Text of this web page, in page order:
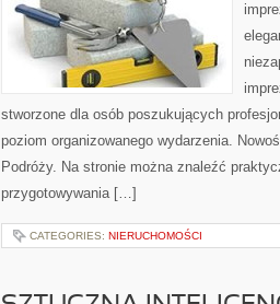
stworzone dla osób poszukujących
poziom organizowanego wydarzenia.
Podróży. Na stronie można znaleźć
przygotowywania […]
CATEGORIES: NIERUCHOMOŚCI